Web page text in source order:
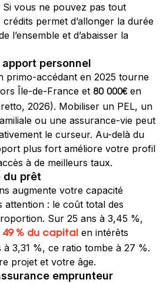
Si vous ne pouvez pas tout
permet d’allonger la durée
l’ensemble et d’abaisser la
personnel
primo-accédant en 2025 tourne
Île-de-France et 80 000€en
2026). Mobiliser un PEL, un
ou une assurance-vie peut
le curseur. Au-delà du
plus fort améliore votre profil
à de meilleurs taux.
du prêt
augmente votre capacité
attention : le coût total des
Sur 25 ans à 3,45 %,
49 % du capital en intérêts
à 3,31 %, ce ratio tombe à 27 %.
projet et votre âge.
emprunteur